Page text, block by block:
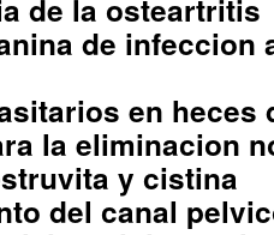
de la osteartritis
de infeccion
en heces
la eliminacion
y cistina
del canal